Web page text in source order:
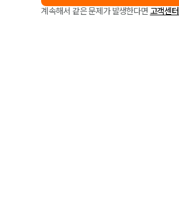
계속해서 같은 문제가 발생한다면 고객센터